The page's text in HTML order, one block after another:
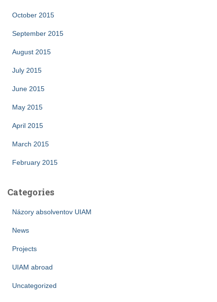
October 2015
September 2015
August 2015
July 2015
June 2015
May 2015
April 2015
March 2015
February 2015
Categories
Názory absolventov UIAM
News
Projects
UIAM abroad
Uncategorized